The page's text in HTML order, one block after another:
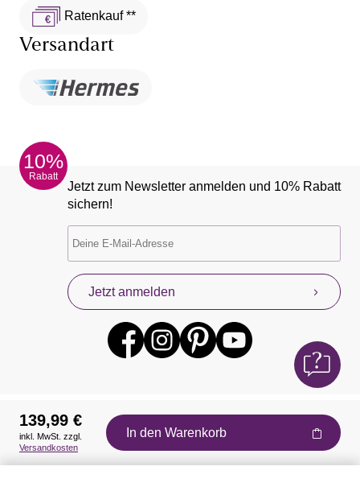
Ratenkauf **
Versandart
10%
Rabatt
Jetzt zum Newsletter anmelden und 10% Rabatt
sichern!
Jetzt anmelden
Auszeichnungen
139,99 €
inkl. MwSt. zzgl.
Versandkosten
In den Warenkorb